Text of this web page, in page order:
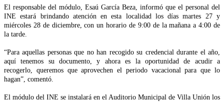
El responsable del módulo, Esaú García Beza, informó que el personal del
INE estará brindando atención en esta localidad los días martes 27 y
miércoles 28 de diciembre, con un horario de 9:00 de la mañana a 4:00 de
la tarde.
“Para aquellas personas que no han recogido su credencial durante el año,
aquí tenemos su documento, y ahora es la oportunidad de acudir a
recogerlo, queremos que aprovechen el periodo vacacional para que lo
hagan”, comentó.
El módulo del INE se instalará en el Auditorio Municipal de Villa Unión los